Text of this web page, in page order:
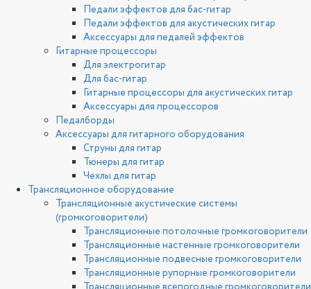
Педали эффектов для бас-гитар
Педали эффектов для акустических гитар
Аксессуары для педалей эффектов
Гитарные процессоры
Для электрогитар
Для бас-гитар
Гитарные процессоры для акустических гитар
Аксессуары для процессоров
Педалборды
Аксессуары для гитарного оборудования
Струны для гитар
Тюнеры для гитар
Чехлы для гитар
Трансляционное оборудование
Трансляционные акустические системы
(громкоговорители)
Трансляционные потолочные громкоговорители
Трансляционные настенные громкоговорители
Трансляционные подвесные громкоговорители
Трансляционные рупорные громкоговорители